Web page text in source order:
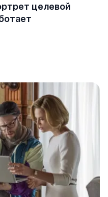
целевой